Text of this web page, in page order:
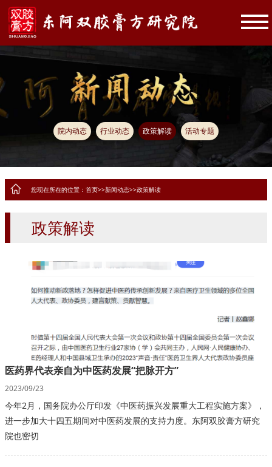
院内动态 行业动态 政策解读 活动专题
您现在所在的位置： 首页>>新闻动态>>政策解读
政策解读
医药界代表亲自为中医药发展“把脉开方”
2023/09/23
今年2月，国务院办公厅印发《中医药振兴发展重大工程实施方案》，
进一步加大十四五期间对中医药发展的支持力度。东阿双胶膏方研究
院也密切